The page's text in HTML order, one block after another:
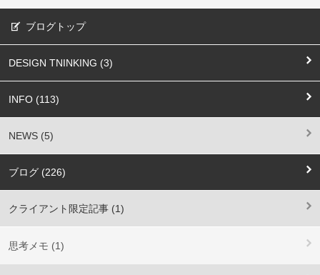
ブログトップ
DESIGN TNINKING (3)
INFO (113)
NEWS (5)
ブログ (226)
クライアント限定記事 (1)
思考メモ (1)